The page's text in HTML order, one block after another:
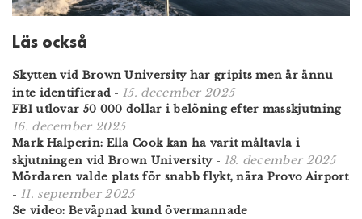
Läs också
Skytten vid Brown University har gripits men är ännu
inte identifierad - 15. december 2025
FBI utlovar 50 000 dollar i belöning efter masskjutning-
16. december 2025
Mark Halperin: Ella Cook kan ha varit måltavla i
skjutningen vid Brown University- 18. december 2025
Mördaren valde plats för snabb flykt, nära Provo Airport
- 11. september 2025
Se video: Beväpnad kund övermannade